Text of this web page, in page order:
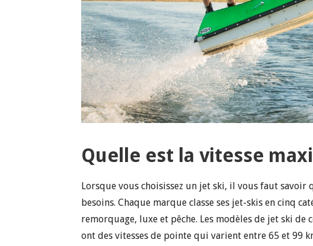
Quelle est la vitesse
Lorsque vous choisissez un jet ski, il vous faut savoir
besoins. Chaque marque classe ses jet-skis en cinq
remorquage, luxe et pêche. Les modèles de jet ski de
ont des vitesses de pointe qui varient entre 65 et 99